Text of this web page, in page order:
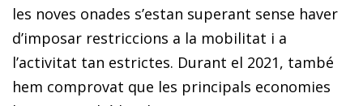
les noves onades s’estan superant sense haver
d’imposar restriccions a la mobilitat i a
l’activitat tan estrictes. Durant el 2021, també
hem comprovat que les principals economies